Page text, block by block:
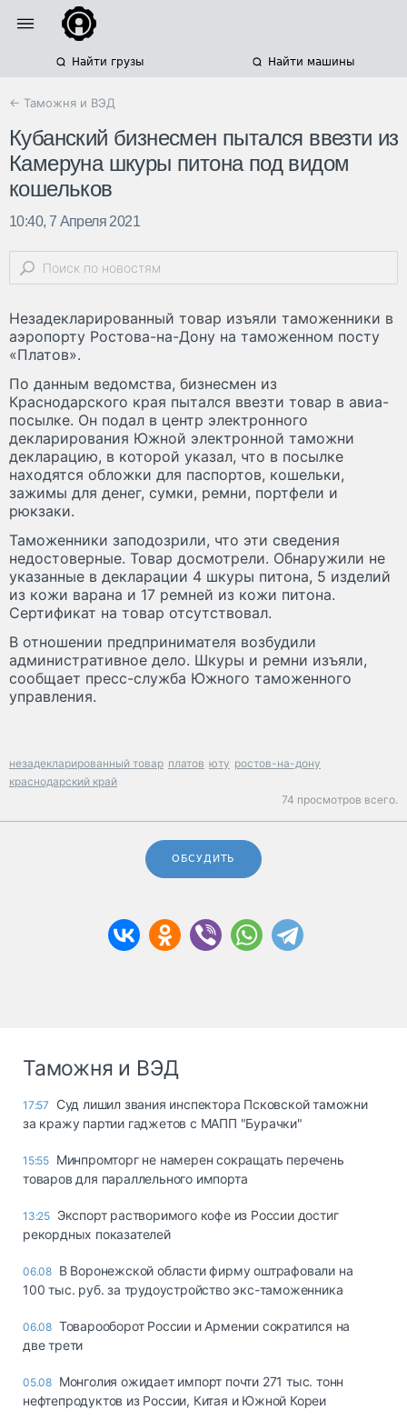
Найти грузы Найти машины
← Таможня и ВЭД
Кубанский бизнесмен пытался ввезти из
Камеруна шкуры питона под видом
кошельков
10:40, 7 Апреля 2021
Незадекларированный товар изъяли таможенники в
аэропорту Ростова-на-Дону на таможенном посту
«Платов».
По данным ведомства, бизнесмен из
Краснодарского края пытался ввезти товар в авиа-
посылке. Он подал в центр электронного
декларирования Южной электронной таможни
декларацию, в которой указал, что в посылке
находятся обложки для паспортов, кошельки,
зажимы для денег, сумки, ремни, портфели и
рюкзаки.
Таможенники заподозрили, что эти сведения
недостоверные. Товар досмотрели. Обнаружили не
указанные в декларации 4 шкуры питона, 5 изделий
из кожи варана и 17 ремней из кожи питона.
Сертификат на товар отсутствовал.
В отношении предпринимателя возбудили
административное дело. Шкуры и ремни изъяли,
сообщает пресс-служба Южного таможенного
управления.
незадекларированный товар платов юту ростов-на-дону
краснодарский край
74 просмотров всего.
ОБСУДИТЬ
Таможня и ВЭД
17:57
Суд лишил звания инспектора Псковской таможни
за кражу партии гаджетов с МАПП "Бурачки"
15:55 Минпромторг не намерен сокращать перечень
товаров для параллельного импорта
13:25 Экспорт растворимого кофе из России достиг
рекордных показателей
06.08 В Воронежской области фирму оштрафовали на
100 тыс. руб. за трудоустройство экс-таможенника
06.08 Товарооборот России и Армении сократился на
две трети
05.08 Монголия ожидает импорт почти 271 тыс. тонн
нефтепродуктов из России, Китая и Южной Кореи